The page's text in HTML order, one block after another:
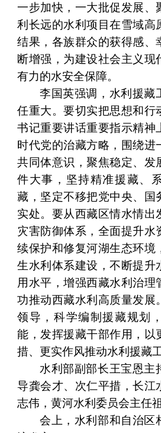
一步加快，一大批促发展、
利长远的水利项目在雪域高
结果，各族群众的获得感、
断增强，为建设社会主义现
有力的水安全保障。
李国英强调，水利援藏
任重大。要切实把思想和行
书记重要讲话重要指示精神
时代党的治藏方略，围绕进
共同体意识，聚焦稳定、发
件大事，坚持精准援藏、
藏，坚定不移把党中央、国
实处。要从西藏区情水情出
灾害防御体系，全面提升水
续保护和修复河湖生态环境
生水利体系建设，不断提升
用水平，增强西藏水利治理
功推动西藏水利高质量发展
领导，科学编制援藏规划
能，发挥援藏干部作用，以
措、更实作风推动水利援藏
水利部副部长王宝恩主
导龚会才、次仁平措，长江
志伟，黄河水利委员会主任
会上，水利部和自治区